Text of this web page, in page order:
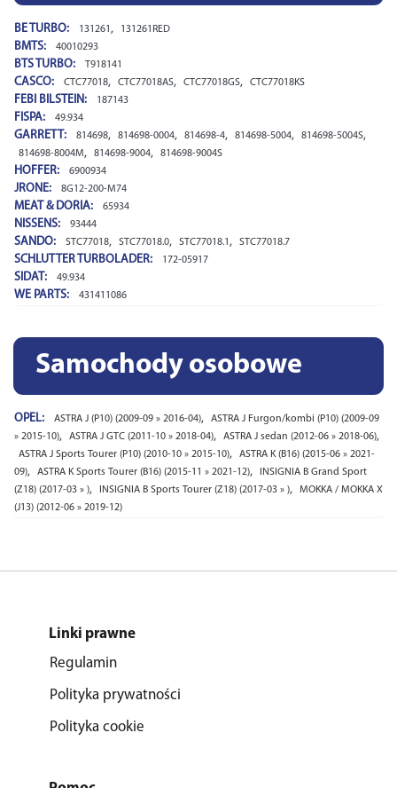
BE TURBO: 131261 , 131261RED
BMTS: 40010293
BTS TURBO: T918141
CASCO: CTC77018, CTC77018AS, CTC77018GS, CTC77018KS
FEBI BILSTEIN: 187143
FISPA: 49.934
GARRETT: 814698, 814698-0004, 814698-4, 814698-5004, 814698-5004S,
814698-8004M, 814698-9004, 814698-9004S
HOFFER: 6900934
JRONE: 8G12-200-M74
MEAT & DORIA: 65934
NISSENS: 93444
SANDO: STC77018, STC77018.0, STC77018.1 , STC77018.7
SCHLUTTER TURBOLADER: 172-05917
SIDAT: 49.934
WE PARTS: 431411086
Samochody osobowe
OPEL: ASTRA J (P10) (2009-09 » 2016-04),
ASTRA J Furgon/kombi (P10) (2009-09
» 2015-10), ASTRA J GTC (2011-10 » 2018-04), ASTRA J sedan (2012-06 » 2018-06),
ASTRA J Sports Tourer (P10) (2010-10 » 2015-10),
ASTRA K (B16) (2015-06 » 2021-
09), ASTRA K Sports Tourer (B16) (2015-11 » 2021-12),
INSIGNIA B Grand Sport
(Z18) (2017-03 » ), INSIGNIA B Sports Tourer (Z18) (2017-03 » ),
MOKKA / MOKKA X
(J13) (2012-06 » 2019-12)
Linki prawne
Regulamin
Polityka prywatności
Polityka cookie